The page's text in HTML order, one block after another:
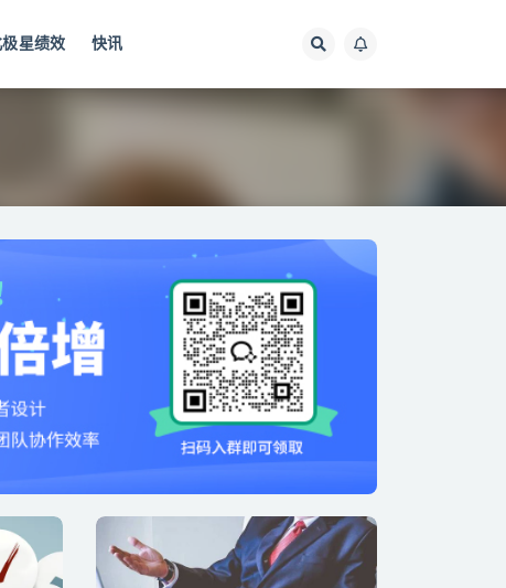
极星绩效 快讯